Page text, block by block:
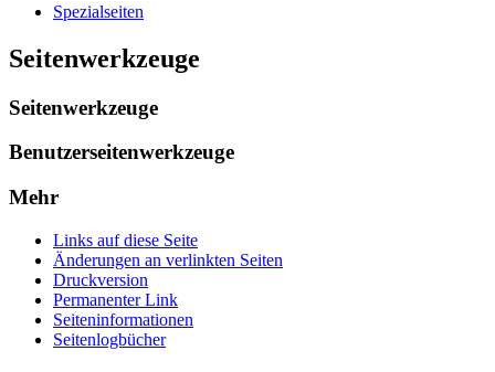
Spezialseiten
Seitenwerkzeuge
Seitenwerkzeuge
Benutzerseitenwerkzeuge
Mehr
Links auf diese Seite
Änderungen an verlinkten Seiten
Druckversion
Permanenter Link
Seiten­­informationen
Seitenlogbücher